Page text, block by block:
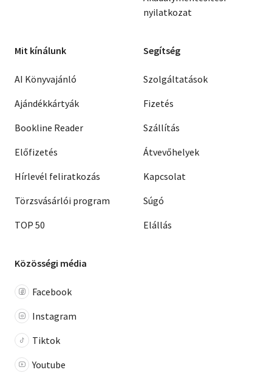
nyilatkozat
Mit kínálunk
AI Könyvajánló
Ajándékkártyák
Bookline Reader
Előfizetés
Hírlevél feliratkozás
Törzsvásárlói program
TOP 50
Segítség
Szolgáltatások
Fizetés
Szállítás
Átvevőhelyek
Kapcsolat
Súgó
Elállás
Közösségi média
Facebook
Instagram
Tiktok
Youtube